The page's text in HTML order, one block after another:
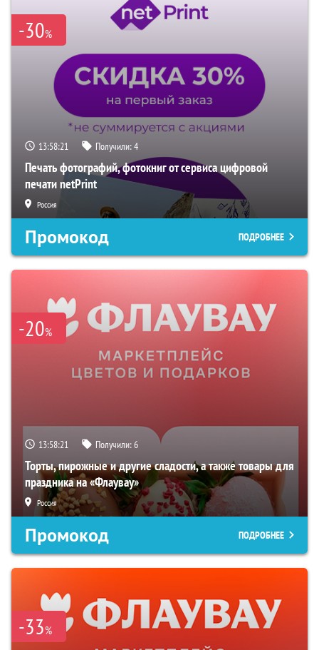
-30%
13:58:19 Получили:4
Печать фотографий, фотокниг от сервиса цифровой
печати netPrint
Россия
Промокод ПОДРОБНЕЕ
-20%
13:58:19 Получили:6
Торты, пирожные и другие сладости, а также товары для
праздника на «Флаувау»
Россия
Промокод ПОДРОБНЕЕ
-33%